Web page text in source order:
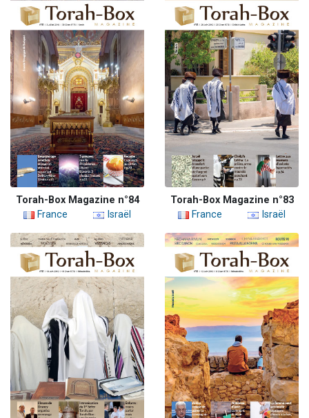
Torah-Box Magazine n°84
France
Israël
Torah-Box Magazine n°83
France
Israël